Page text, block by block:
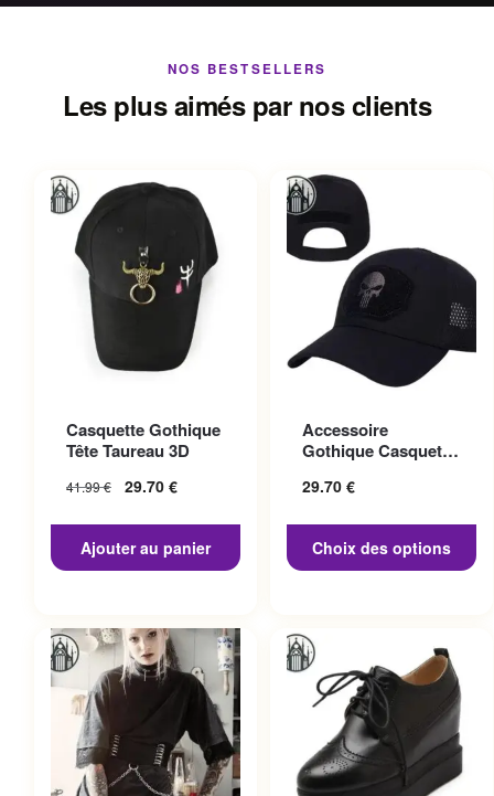
NOS BESTSELLERS
Les plus aimés par nos clients
Casquette Gothique
Tête Taureau 3D
41.99€ 29.70 €
Ajouter au panier
Accessoire
Gothique Casquette
29.70 €
Choix des options
variations. Les options
peuvent être choisies sur la
page du produit